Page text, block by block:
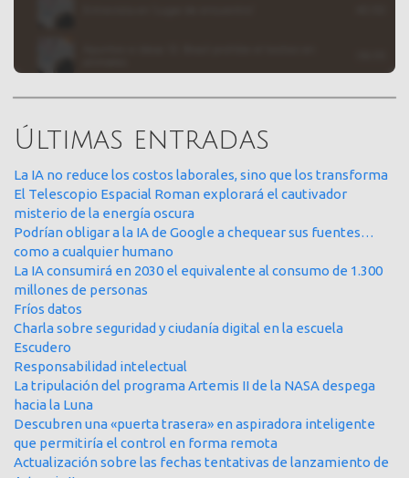
Últimas entradas
La IA no reduce los costos laborales, sino que los transforma
El Telescopio Espacial Roman explorará el cautivador
misterio de la energía oscura
Podrían obligar a la IA de Google a chequear sus fuentes…
como a cualquier humano
La IA consumirá en 2030 el equivalente al consumo de 1.300
millones de personas
Fríos datos
Charla sobre seguridad y ciudanía digital en la escuela
Escudero
Responsabilidad intelectual
La tripulación del programa Artemis II de la NASA despega
hacia la Luna
Descubren una «puerta trasera» en aspiradora inteligente
que permitiría el control en forma remota
Actualización sobre las fechas tentativas de lanzamiento de